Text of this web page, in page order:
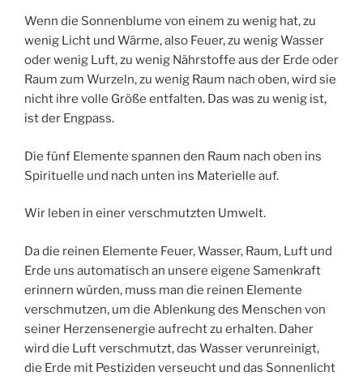
Wenn die Sonnenblume von einem zu wenig hat, zu
wenig Licht und Wärme, also Feuer, zu wenig Wasser
oder wenig Luft, zu wenig Nährstoffe aus der Erde oder
Raum zum Wurzeln, zu wenig Raum nach oben, wird sie
nicht ihre volle Größe entfalten. Das was zu wenig ist,
ist der Engpass.
Die fünf Elemente spannen den Raum nach oben ins
Spirituelle und nach unten ins Materielle auf.
Wir leben in einer verschmutzten Umwelt.
Da die reinen Elemente Feuer, Wasser, Raum, Luft und
Erde uns automatisch an unsere eigene Samenkraft
erinnern würden, muss man die reinen Elemente
verschmutzen, um die Ablenkung des Menschen von
seiner Herzensenergie aufrecht zu erhalten. Daher
wird die Luft verschmutzt, das Wasser verunreinigt,
die Erde mit Pestiziden verseucht und das Sonnenlicht